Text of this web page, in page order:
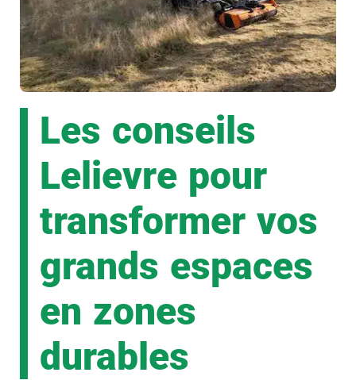
Les conseils
Lelievre pour
transformer vos
grands espaces
en zones
durables